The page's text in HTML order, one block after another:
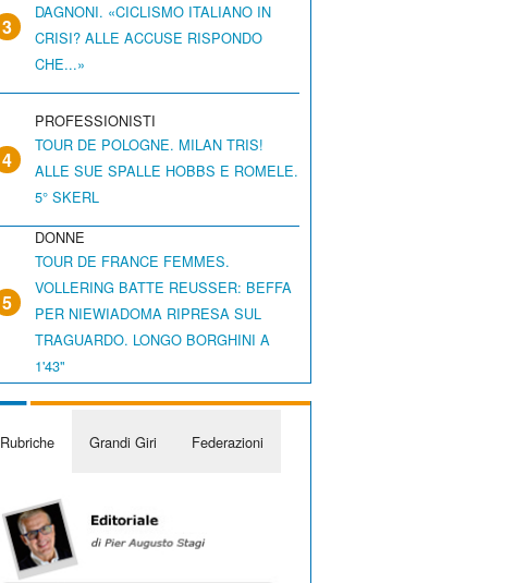
3
DAGNONI. «CICLISMO ITALIANO IN
CRISI? ALLE ACCUSE RISPONDO
CHE...»
4
PROFESSIONISTI
TOUR DE POLOGNE. MILAN TRIS!
ALLE SUE SPALLE HOBBS E ROMELE.
5° SKERL
5
DONNE
TOUR DE FRANCE FEMMES.
VOLLERING BATTE REUSSER: BEFFA
PER NIEWIADOMA RIPRESA SUL
TRAGUARDO. LONGO BORGHINI A
1'43"
Rubriche Grandi Giri Federazioni